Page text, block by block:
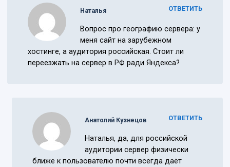
ОТВЕТИТЬ
Наталья
Вопрос про географию сервера: у
меня сайт на зарубежном
хостинге, а аудитория российская. Стоит ли
переезжать на сервер в РФ ради Яндекса?
ОТВЕТИТЬ
Анатолий Кузнецов
Наталья, да, для российской
аудитории сервер физически
ближе к пользователю почти всегда даёт